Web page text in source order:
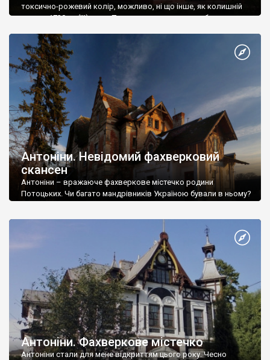
токсично-рожевий колір, можливо, ні що інше, як колишній
костел 1730-го (!!!) року. Про костел згадується у багатьох
в праці «Стара Волинь і Волинське Полісся (від найдавніших
часів до 1914 […]
Антоніни. Невідомий фахверковий
скансен
Антоніни – вражаюче фахверкове містечко родини
Потоцьких. Чи багато мандрівників Україною бували в ньому?
Антоніни. Фахверкове містечко
Антоніни стали для мене відкриттям цього року. Чесно